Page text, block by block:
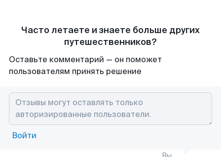
Часто летаете и знаете больше других
путешественников?
Оставьте комментарий — он поможет
пользователям принять решение
Войти